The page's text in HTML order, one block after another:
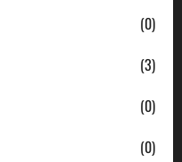
(0)
(3)
(0)
(0)